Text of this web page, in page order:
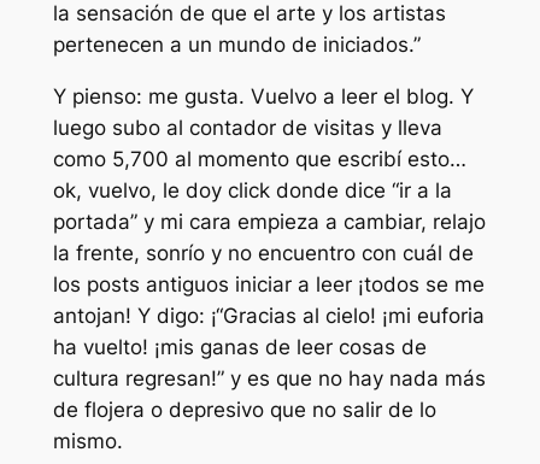
la sensación de que el arte y los artistas
pertenecen a un mundo de iniciados.”
Y pienso: me gusta. Vuelvo a leer el blog. Y
luego subo al contador de visitas y lleva
como 5,700 al momento que escribí esto…
ok, vuelvo, le doy click donde dice “ir a la
portada” y mi cara empieza a cambiar, relajo
la frente, sonrío y no encuentro con cuál de
los posts antiguos iniciar a leer ¡todos se me
antojan! Y digo: ¡“Gracias al cielo! ¡mi euforia
ha vuelto! ¡mis ganas de leer cosas de
cultura regresan!” y es que no hay nada más
de flojera o depresivo que no salir de lo
mismo.